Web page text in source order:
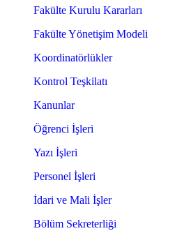
Fakülte Kurulu Kararları
Fakülte Yönetişim Modeli
Koordinatörlükler
Kontrol Teşkilatı
Kanunlar
Öğrenci İşleri
Yazı İşleri
Personel İşleri
İdari ve Mali İşler
Bölüm Sekreterliği